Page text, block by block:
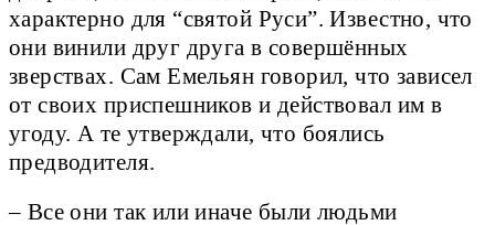
характерно для “святой Руси”. Известно, что
они винили друг друга в совершённых
зверствах. Сам Емельян говорил, что зависел
от своих приспешников и действовал им в
угоду. А те утверждали, что боялись
предводителя.
– Все они так или иначе были людьми